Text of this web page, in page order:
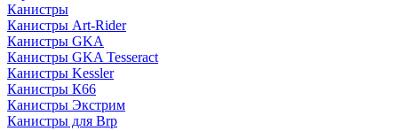
Канистры
Канистры Art-Rider
Канистры GKA
Канистры GKA Tesseract
Канистры Kessler
Канистры К66
Канистры Экстрим
Канистры для Brp